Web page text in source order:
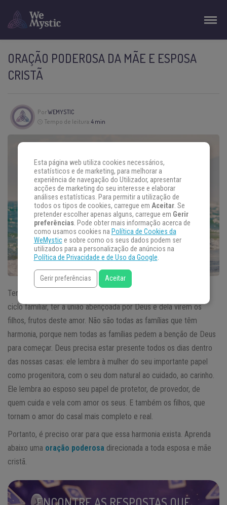
ORAÇÃO PODEROSA DA MÃE E ESPOSA
CRISTÃ
PorWEMYSTIC
Tempo de leitura:4 min
Ter uma família é uma dádiva. É uma honra começar a criar um
ciclo familiar, ter a união abençoada por Deus e dela virem os
filhos, frutos deste amor. Não são todas as famílias que têm
harmonia, porque nem todas as famílias pedem a benção de Deus
para começar. Deus precisa estar presente todos os dias dentro
das nossas casas: ele lembra à mulher do seu importante papel
como progenitora, com o seu dom natural ao cuidado, ao carinho.
Ele lembra ao esposo seu papel de protetor, de provedor, de
quem cuida e vela com amor os seus. E também os filhos, que
tornam o amor do casal mais completo e real.
Portanto, é preciso orar para que essa harmonia exista. Aprenda
abaixo uma oração poderosa direcionada a toda esposa e mãe
cristã.
Esta página web utiliza cookies necessários,
estatísticos e de marketing, para melhorar a
experiência de navegação do Utilizador, apresentar
acções de marketing do seu interesse e elaborar
análises estatísticas. Para permitir a utilização de
todos os tipos de cookies, carregue em Aceitar. Se
pretender escolher apenas alguns, carregue em Gerir
preferências. Pode obter mais informação acerca de
como usamos cookies na Política de Cookies da
WeMystice sobre como os seus dados podem ser
utilizados para a personalização de anúncios na
Política de Privacidade e de Uso da Google.
Gerir preferências Aceitar